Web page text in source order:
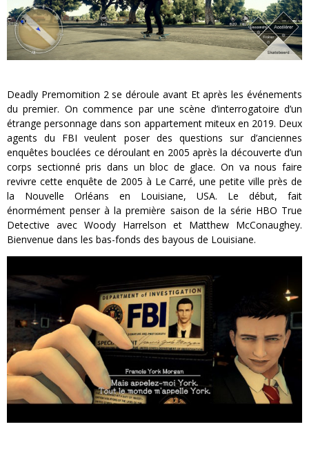
Deadly Premomition 2 se déroule avant Et après les événements
du premier. On commence par une scène d’interrogatoire d’un
étrange personnage dans son appartement miteux en 2019. Deux
agents du FBI veulent poser des questions sur d’anciennes
enquêtes bouclées ce déroulant en 2005 après la découverte d’un
corps sectionné pris dans un bloc de glace. On va nous faire
revivre cette enquête de 2005 à Le Carré, une petite ville près de
la Nouvelle Orléans en Louisiane, USA. Le début, fait
énormément penser à la première saison de la série HBO True
Detective avec Woody Harrelson et Matthew McConaughey.
Bienvenue dans les bas-fonds des bayous de Louisiane.